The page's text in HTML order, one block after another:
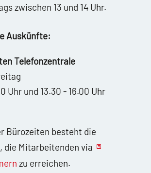
zwischen 13 und 14 Uhr.
Auskünfte:
Telefonzentrale
Uhr und 13.30 - 16.00 Uhr
Bürozeiten besteht die
die Mitarbeitenden via
zu erreichen.